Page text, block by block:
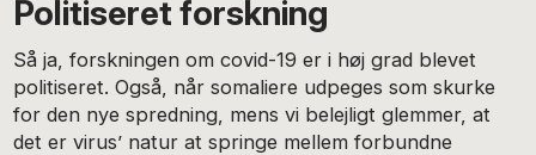
Politiseret forskning
Så ja, forskningen om covid-19 er i høj grad blevet
politiseret. Også, når somaliere udpeges som skurke
for den nye spredning, mens vi belejligt glemmer, at
det er virus’ natur at springe mellem forbundne